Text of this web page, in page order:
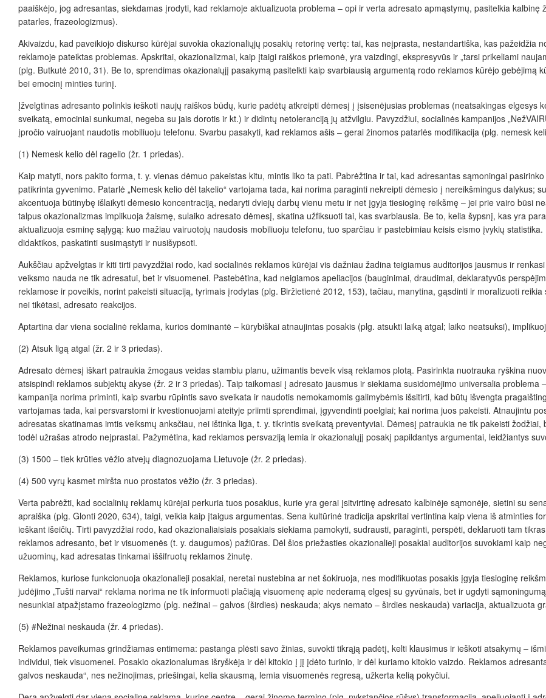
paaiškėjo, jog adresantas, siekdamas įrodyti, kad reklamoje aktualizuota problema – opi ir verta adresato apmąstymų, pasitelkia
patarles, frazeologizmus).
Akivaizdu, kad paveikiojo diskurso kūrėjai suvokia okazionaliųjų posakių retorinę vertę: tai, kas neįprasta, nestandartiška, kas pažeidžia
reklamoje pateiktas problemas. Apskritai, okazionalizmai, kaip įtaigi raiškos priemonė, yra vaizdingi, ekspresyvūs ir „tarsi prikeliami
(plg. Butkutė 2010, 31). Be to, sprendimas okazionalųjį pasakymą pasitelkti kaip svarbiausią argumentą rodo reklamos kūrėjo gebėjimą
bei emocinį minties turinį.
Įžvelgtinas adresanto polinkis ieškoti naujų raiškos būdų, kurie padėtų atkreipti dėmesį į įsisenėjusias problemas (neatsakingas elgesys
sveikatą, emociniai sunkumai, negeba su jais dorotis ir kt.) ir didintų netoleranciją jų atžvilgiu. Pavyzdžiui, socialinės kampanijos
įpročio vairuojant naudotis mobiliuoju telefonu. Svarbu pasakyti, kad reklamos ašis – gerai žinomos patarlės modifikacija (plg. nemesk
(1) Nemesk kelio dėl ragelio (žr. 1 priedas).
Kaip matyti, nors pakito forma, t. y. vienas dėmuo pakeistas kitu, mintis liko ta pati. Pabrėžtina ir tai, kad adresantas sąmoningai
patikrinta gyvenimo. Patarlė „Nemesk kelio dėl takelio“ vartojama tada, kai norima paraginti nekreipti dėmesio į nereikšmingus dalykus;
akcentuoja būtinybę išlaikyti dėmesio koncentraciją, nedaryti dviejų darbų vienu metu ir net įgyja tiesioginę reikšmę – jei prie vairo būsi
talpus okazionalizmas implikuoja žaismę, sulaiko adresato dėmesį, skatina užfiksuoti tai, kas svarbiausia. Be to, kelia šypsnį, kas yra
aktualizuoja esminę sąlygą: kuo mažiau vairuotojų naudosis mobiliuoju telefonu, tuo sparčiau ir pastebimiau keisis eismo įvykių
didaktikos, paskatinti susimąstyti ir nusišypsoti.
Aukščiau apžvelgtas ir kiti tirti pavyzdžiai rodo, kad socialinės reklamos kūrėjai vis dažniau žadina teigiamus auditorijos jausmus ir
veiksmo nauda ne tik adresatui, bet ir visuomenei. Pastebėtina, kad neigiamos apeliacijos (bauginimai, draudimai, deklaratyvūs
reklamose ir poveikis, norint pakeisti situaciją, tyrimais įrodytas (plg. Biržietienė 2012, 153), tačiau, manytina, gąsdinti ir moralizuoti
nei tikėtasi, adresato reakcijos.
Aptartina dar viena socialinė reklama, kurios dominantė – kūrybiškai atnaujintas posakis (plg. atsukti laiką atgal; laiko neatsuksi),
(2) Atsuk ligą atgal (žr. 2 ir 3 priedas).
Adresato dėmesį iškart patraukia žmogaus veidas stambiu planu, užimantis beveik visą reklamos plotą. Pasirinkta nuotrauka ryškina
atsispindi reklamos subjektų akyse (žr. 2 ir 3 priedas). Taip taikomasi į adresato jausmus ir siekiama susidomėjimo universalia
kampanija norima priminti, kaip svarbu rūpintis savo sveikata ir naudotis nemokamomis galimybėmis išsitirti, kad būtų išvengta
vartojamas tada, kai persvarstomi ir kvestionuojami ateityje priimti sprendimai, įgyvendinti poelgiai; kai norima juos pakeisti. Atnaujintu
adresatas skatinamas imtis veiksmų anksčiau, nei ištinka liga, t. y. tikrintis sveikatą preventyviai. Dėmesį patraukia ne tik pakeisti
todėl užrašas atrodo neįprastai. Pažymėtina, kad reklamos persvaziją lemia ir okazionalųjį posakį papildantys argumentai, leidžiantys
(3) 1500 – tiek krūties vėžio atvejų diagnozuojama Lietuvoje (žr. 2 priedas).
(4) 500 vyrų kasmet miršta nuo prostatos vėžio (žr. 3 priedas).
Verta pabrėžti, kad socialinių reklamų kūrėjai perkuria tuos posakius, kurie yra gerai įsitvirtinę adresato kalbinėje sąmonėje, sietini su
apraiška (plg. Glonti 2020, 634), taigi, veikia kaip įtaigus argumentas. Sena kultūrinė tradicija apskritai vertintina kaip viena iš atminties
ieškant išeičių. Tirti pavyzdžiai rodo, kad okazionaliaisiais posakiais siekiama pamokyti, sudrausti, paraginti, perspėti, deklaruoti tam
reklamos adresanto, bet ir visuomenės (t. y. daugumos) pažiūras. Dėl šios priežasties okazionalieji posakiai auditorijos suvokiami kaip
užuominų, kad adresatas tinkamai iššifruotų reklamos žinutę.
Reklamos, kuriose funkcionuoja okazionalieji posakiai, neretai nustebina ar net šokiruoja, nes modifikuotas posakis įgyja tiesioginę
judėjimo „Tušti narvai“ reklama norima ne tik informuoti plačiąją visuomenę apie nederamą elgesį su gyvūnais, bet ir ugdyti
nesunkiai atpažįstamo frazeologizmo (plg. nežinai – galvos (širdies) neskauda; akys nemato – širdies neskauda) variacija, aktualizuota
(5) #Nežinai neskauda (žr. 4 priedas).
Reklamos paveikumas grindžiamas entimema: pastanga plėsti savo žinias, suvokti tikrąją padėtį, kelti klausimus ir ieškoti atsakymų –
individui, tiek visuomenei. Posakio okazionalumas išryškėja ir dėl kitokio į jį įdėto turinio, ir dėl kuriamo kitokio vaizdo. Reklamos
galvos neskauda“, nes nežinojimas, priešingai, kelia skausmą, lemia visuomenės regresą, užkerta kelią pokyčiui.